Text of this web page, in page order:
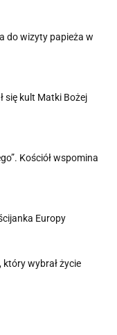
do wizyty papieża w
się kult Matki Bożej
Kościół wspomina
Europy
który wybrał życie